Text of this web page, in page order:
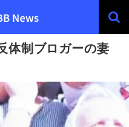
体制ブロガーの妻